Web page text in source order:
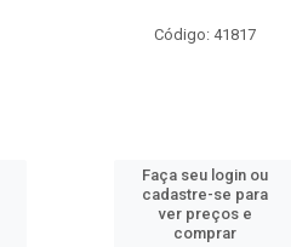
Código: 41817
Faça seu login ou
cadastre-se para
ver preços e
comprar